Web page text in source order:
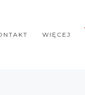
WIĘCEJ